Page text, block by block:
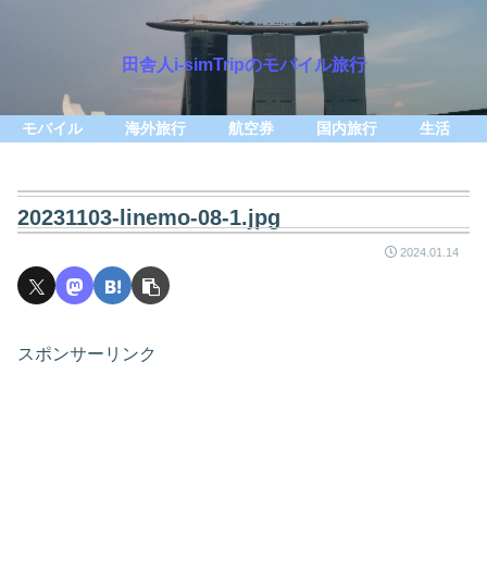
田舎人i-simTripのモバイル旅行
モバイル 海外旅行 航空券 国内旅行 生活
20231103-linemo-08-1.jpg
2024.01.14
スポンサーリンク